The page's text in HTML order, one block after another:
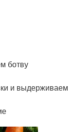
ботву
и выдерживаем